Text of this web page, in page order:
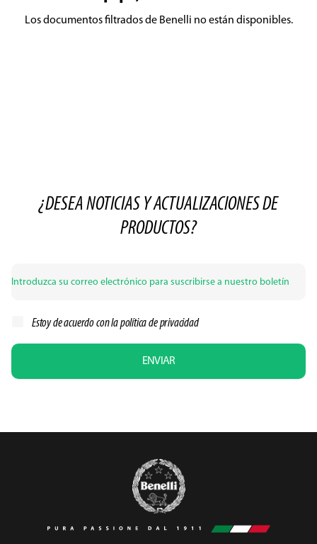
Los documentos filtrados de Benelli no están disponibles.
¿DESEA NOTICIAS Y ACTUALIZACIONES DE
PRODUCTOS?
Estoy de acuerdo con lapolítica de privacidad
ENVIAR